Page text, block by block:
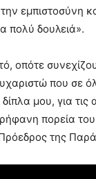
εμπιστοσύνη
πολύ δουλειά».
οπότε
που σε
μου, για τις
πορεία
της